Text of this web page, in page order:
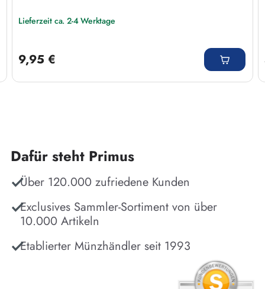
Lieferzeit ca. 2-4 Werktage
9,95 €
Dafür steht Primus
Über 120.000 zufriedene Kunden
Exclusives Sammler-Sortiment von über
10.000 Artikeln
Etablierter Münzhändler seit 1993